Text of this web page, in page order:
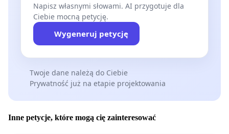
Napisz własnymi słowami. AI przygotuje dla
Ciebie mocną petycję.
Wygeneruj petycję
Twoje dane należą do Ciebie
Prywatność już na etapie projektowania
Inne petycje, które mogą cię zainteresować